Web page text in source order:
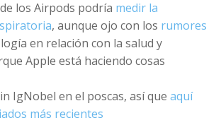
los Airpods podría medir la
, aunque ojo con los rumores
en relación con la salud y
Apple está haciendo cosas
IgNobel en el poscas, así queaquí
más recientes